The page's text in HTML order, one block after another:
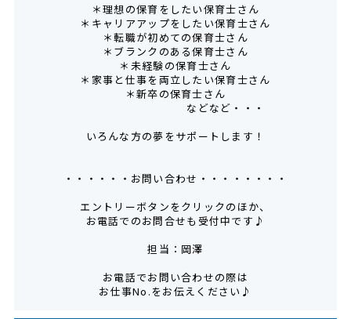
＊理想の保育をしたい保育士さん
＊キャリアアップをしたい保育士さん
＊転職が初めての保育士さん
＊ブランクのある保育士さん
＊未経験の保育士さん
＊家事と仕事を両立したい保育士さん
＊新卒の保育士さん
などなど・・・
いろんな方の夢をサポートします！
・・・・・・お問い合わせ・・・・・・・・
エントリーボタンをクリックのほか、
お電話でのお問合せも受付中です♪
担当：岡澤
お電話でお問い合わせの際は
お仕事No.をお伝えください♪